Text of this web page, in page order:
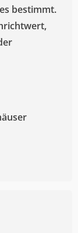
bestimmt.